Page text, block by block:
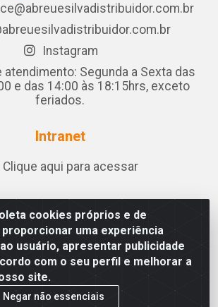
cookies próprios e de
uma experiência
usuário, apresentar publicidade
com o seu perfil e melhorar a
site.
Negar não essenciais
Instagram
atendimento: Segunda a Sexta das
e das 14:00 às 18:15hrs, exceto
feriados.
Intranet
Clique aqui para acessar
Padre Jose de Souza Leite, 265 - Ariado,
das Flores/AL - CEP 57.442-000 - CNPJ
04.790.656/0001-06